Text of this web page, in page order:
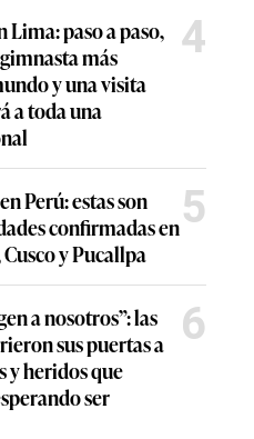
Lima: paso a paso,
más
y una visita
a toda una
4
Perú: estas son
confirmadas en
y Pucallpa
5
a nosotros”: las
sus puertas a
y heridos que
ser
6